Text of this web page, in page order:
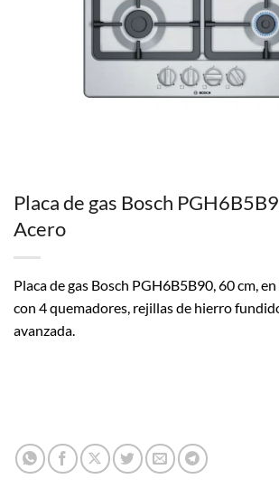
Placa de gas Bosch
Acero
Placa de gas Bosch PGH6B5B90, 60 cm,
con 4 quemadores, rejillas de hierro
avanzada.